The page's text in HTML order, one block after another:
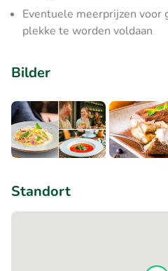
Eventuele meerprijzen voor
plekke te worden voldaan
Bilder
Standort